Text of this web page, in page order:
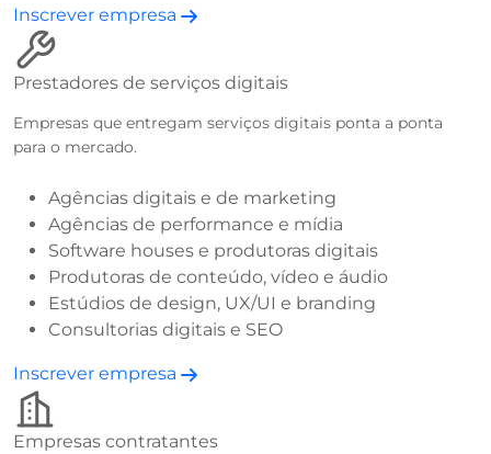
Inscrever empresa
Prestadores de serviços digitais
Empresas que entregam serviços digitais ponta a ponta
para o mercado.
Agências digitais e de marketing
Agências de performance e mídia
Software houses e produtoras digitais
Produtoras de conteúdo, vídeo e áudio
Estúdios de design, UX/UI e branding
Consultorias digitais e SEO
Inscrever empresa
Empresas contratantes